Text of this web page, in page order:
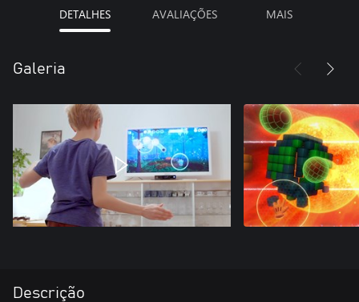
DETALHES AVALIAÇÕES MAIS
Galeria
Descrição